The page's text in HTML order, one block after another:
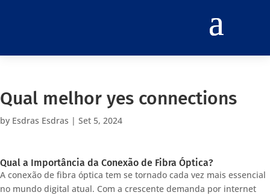
Qual melhor yes connections
by Esdras Esdras | Set 5, 2024
Qual a Importância da Conexão de Fibra Óptica?
A conexão de fibra óptica tem se tornado cada vez mais essencial
no mundo digital atual. Com a crescente demanda por internet